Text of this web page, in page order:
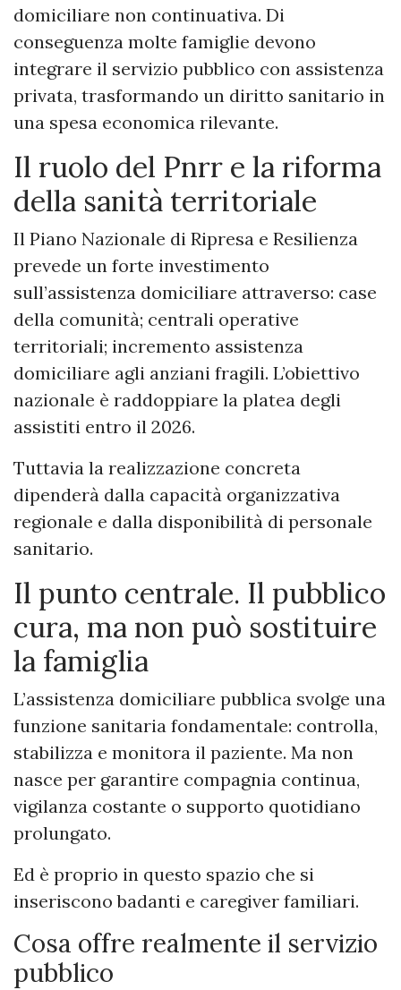
domiciliare non continuativa. Di
conseguenza molte famiglie devono
integrare il servizio pubblico con assistenza
privata, trasformando un diritto sanitario in
una spesa economica rilevante.
Il ruolo del Pnrr e la riforma
della sanità territoriale
Il Piano Nazionale di Ripresa e Resilienza
prevede un forte investimento
sull’assistenza domiciliare attraverso: case
della comunità; centrali operative
territoriali; incremento assistenza
domiciliare agli anziani fragili. L’obiettivo
nazionale è raddoppiare la platea degli
assistiti entro il 2026.
Tuttavia la realizzazione concreta
dipenderà dalla capacità organizzativa
regionale e dalla disponibilità di personale
sanitario.
Il punto centrale. Il pubblico
cura, ma non può sostituire
la famiglia
L’assistenza domiciliare pubblica svolge una
funzione sanitaria fondamentale: controlla,
stabilizza e monitora il paziente. Ma non
nasce per garantire compagnia continua,
vigilanza costante o supporto quotidiano
prolungato.
Ed è proprio in questo spazio che si
inseriscono badanti e caregiver familiari.
Cosa offre realmente il servizio
pubblico